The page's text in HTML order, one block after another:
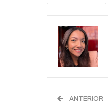
ANTERIOR